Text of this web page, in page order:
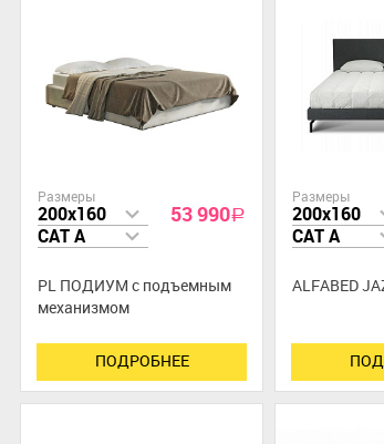
Размеры
200x160
CAT A
53 990a
PL ПОДИУМ с подъемным
меxанизмом
ПОДРОБНЕЕ
Размеры
200x160
CAT A
ALFABED